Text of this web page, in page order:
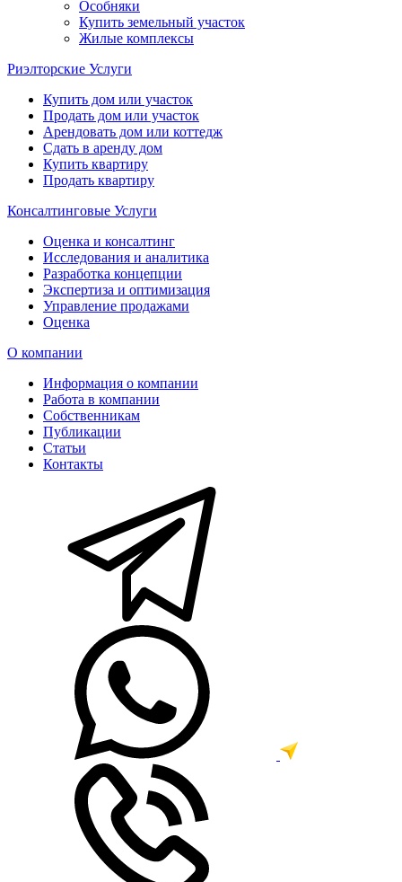
Особняки
Купить земельный участок
Жилые комплексы
Риэлторские Услуги
Купить дом или участок
Продать дом или участок
Арендовать дом или коттедж
Сдать в аренду дом
Купить квартиру
Продать квартиру
Консалтинговые Услуги
Оценка и консалтинг
Исследования и аналитика
Разработка концепции
Экспертиза и оптимизация
Управление продажами
Оценка
О компании
Информация о компании
Работа в компании
Собственникам
Публикации
Статьи
Контакты